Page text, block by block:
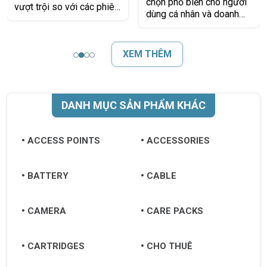
vượt trội so với các phiên
dùng cá nhân và doanh
tiết kiệm
XEM THÊM
DANH MỤC SẢN PHẨM KHÁC
ACCESS POINTS ACCESSORIES
BATTERY CABLE
CAMERA CARE PACKS
CARTRIDGES CHO THUÊ